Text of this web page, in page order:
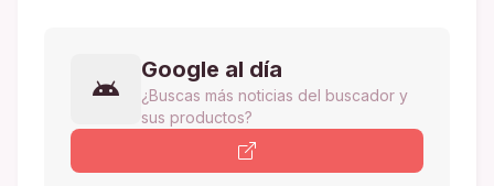
Google al día
¿Buscas más noticias del buscador y
sus productos?